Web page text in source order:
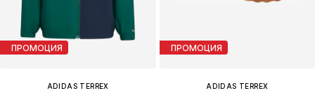
ПРОМОЦИЯ
ADIDAS TERREX
ПРОМОЦИЯ
ADIDAS TERREX